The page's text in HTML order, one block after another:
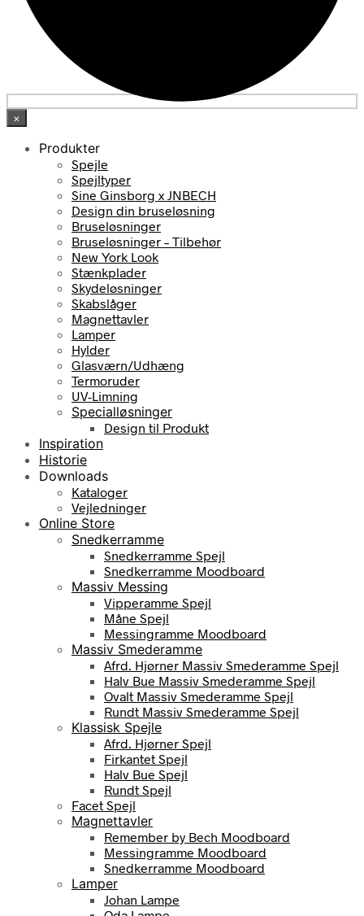
×
Produkter
Spejle
Spejltyper
Sine Ginsborg x JNBECH
Design din bruseløsning
Bruseløsninger
Bruseløsninger – Tilbehør
New York Look
Stænkplader
Skydeløsninger
Skabslåger
Magnettavler
Lamper
Hylder
Glasværn/Udhæng
Termoruder
UV-Limning
Specialløsninger
Design til Produkt
Inspiration
Historie
Downloads
Kataloger
Vejledninger
Online Store
Snedkerramme
Snedkerramme Spejl
Snedkerramme Moodboard
Massiv Messing
Vipperamme Spejl
Måne Spejl
Messingramme Moodboard
Massiv Smederamme
Afrd. Hjørner Massiv Smederamme Spejl
Halv Bue Massiv Smederamme Spejl
Ovalt Massiv Smederamme Spejl
Rundt Massiv Smederamme Spejl
Klassisk Spejle
Afrd. Hjørner Spejl
Firkantet Spejl
Halv Bue Spejl
Rundt Spejl
Facet Spejl
Magnettavler
Remember by Bech Moodboard
Messingramme Moodboard
Snedkerramme Moodboard
Lamper
Johan Lampe